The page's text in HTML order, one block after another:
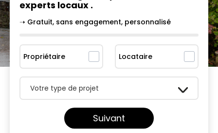
experts locaux .
➝ Gratuit, sans engagement, personnalisé
Propriétaire Locataire
Votre type de projet
Suivant